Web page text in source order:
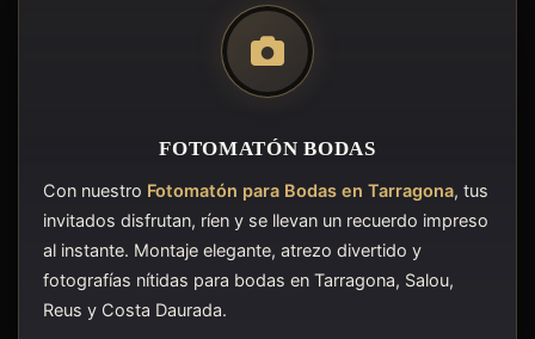
FOTOMATÓN BODAS
Con nuestro Fotomatón para Bodas en Tarragona, tus
invitados disfrutan, ríen y se llevan un recuerdo impreso
al instante. Montaje elegante, atrezo divertido y
fotografías nítidas para bodas en Tarragona, Salou,
Reus y Costa Daurada.